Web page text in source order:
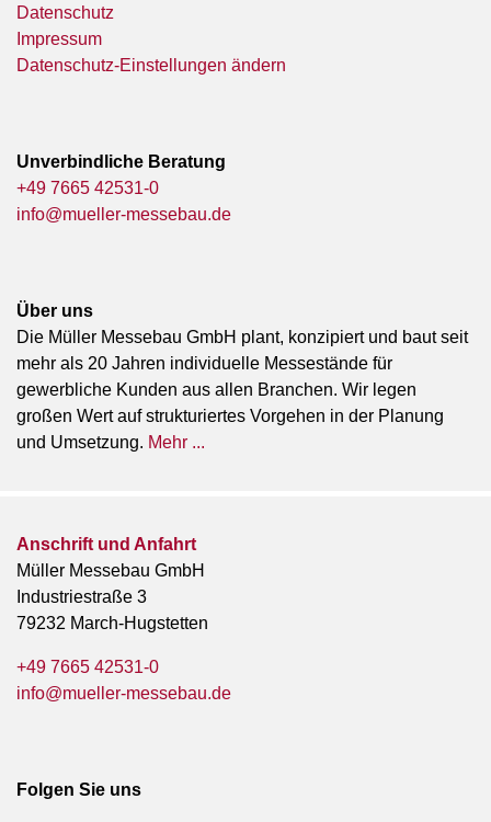
Datenschutz
Impressum
Datenschutz-Einstellungen ändern
Unverbindliche Beratung
+49 7665 42531-0
info@mueller-messebau.de
Über uns
Die Müller Messebau GmbH plant, konzipiert und baut seit
mehr als 20 Jahren individuelle Messestände für
gewerbliche Kunden aus allen Branchen. Wir legen
großen Wert auf strukturiertes Vorgehen in der Planung
und Umsetzung. Mehr ...
Anschrift und Anfahrt
Müller Messebau GmbH
Industriestraße 3
79232 March-Hugstetten
+49 7665 42531-0
info@mueller-messebau.de
Folgen Sie uns